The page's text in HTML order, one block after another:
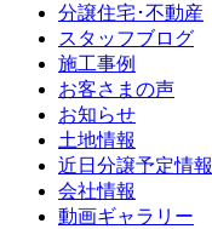
分譲住宅･不動産
スタッフブログ
施工事例
お客さまの声
お知らせ
土地情報
近日分譲予定情報
会社情報
動画ギャラリー